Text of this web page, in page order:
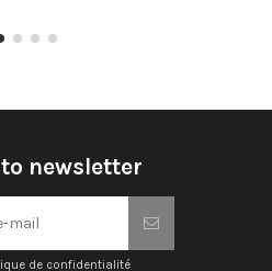
newsletter
de confidentialité